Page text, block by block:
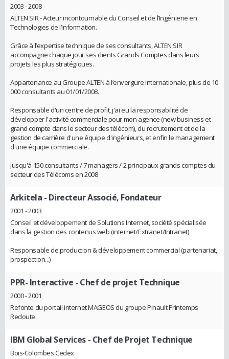
2003 - 2008
ALTEN SIR - Acteur incontournable du Conseil et de l’Ingénierie en
Technologies de l’Information.
Grâce à l’expertise technique de ses consultants, ALTEN SIR
accompagne chaque jour ses clients Grands Comptes dans leurs
projets les plus stratégiques.
Appartenance au Groupe ALTEN à l’envergure internationale, plus de 10
000 consultants au 01/01/2008.
Responsable d'un centre de profit, j'ai eu la responsabilité de
développer l'activité commerciale pour mon agence (new business et
grand compte dans le secteur des télécom), du recrutement et de la
gestion de carrière d'une équipe d'ingénieurs, et enfin le management
d'une équipe commerciale.
jusqu'à 150 consultants / 7 managers / 2 principaux grands comptes du
secteur des Télécoms en 2008
Arkitela - Directeur Associé, Fondateur
2001 - 2003
Conseil et développement de Solutions Internet, société spécialisée
dans la gestion des contenus web (internet/Extranet/Intranet)
Responsable de production & développement commercial (partenariat,
prospection...)
PPR- Interactive - Chef de projet Technique
2000 - 2001
Refonte du portail internet MAGEOS du groupe Pinault Printemps
Redoute.
IBM Global Services - Chef de Projet Technique
Bois-Colombes Cedex